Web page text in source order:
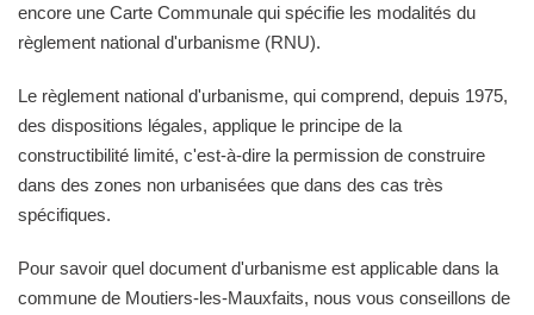
encore une Carte Communale qui spécifie les modalités du
règlement national d'urbanisme (RNU).
Le règlement national d'urbanisme, qui comprend, depuis 1975,
des dispositions légales, applique le principe de la
constructibilité limité, c'est-à-dire la permission de construire
dans des zones non urbanisées que dans des cas très
spécifiques.
Pour savoir quel document d'urbanisme est applicable dans la
commune de Moutiers-les-Mauxfaits, nous vous conseillons de